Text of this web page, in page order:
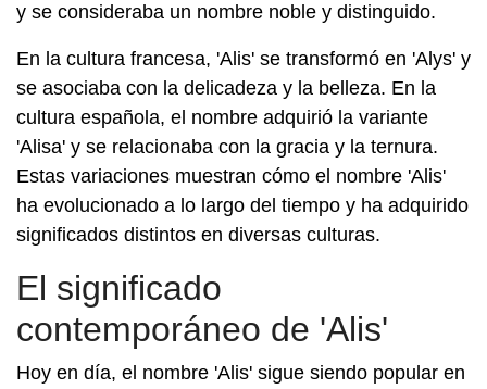
y se consideraba un nombre noble y distinguido.
En la cultura francesa, 'Alis' se transformó en 'Alys' y
se asociaba con la delicadeza y la belleza. En la
cultura española, el nombre adquirió la variante
'Alisa' y se relacionaba con la gracia y la ternura.
Estas variaciones muestran cómo el nombre 'Alis'
ha evolucionado a lo largo del tiempo y ha adquirido
significados distintos en diversas culturas.
El significado
contemporáneo de 'Alis'
Hoy en día, el nombre 'Alis' sigue siendo popular en